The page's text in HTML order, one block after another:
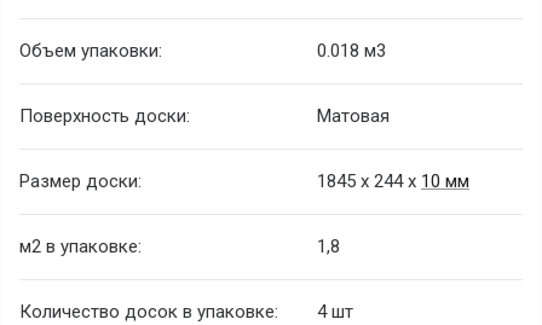
Объем упаковки: 0.018 м3
Поверхность доски: Матовая
Размер доски: 1845 х 244 х 10 мм
м2 в упаковке: 1,8
Количество досок в упаковке: 4 шт